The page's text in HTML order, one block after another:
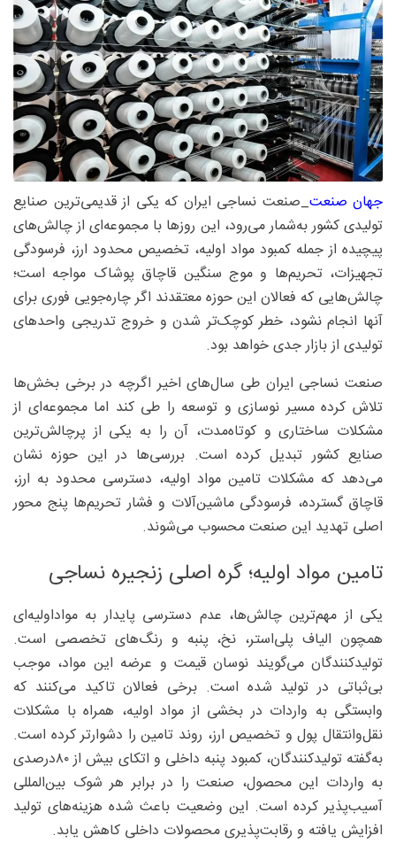
جهان صنعت_صنعت نساجی ایران که یکی از قدیمی‌ترین صنایع
تولیدی کشور به‌شمار می‌رود، این روزها با مجموعه‌ای از چالش‌های
پیچیده از جمله کمبود مواد اولیه، تخصیص محدود ارز، فرسودگی
تجهیزات، تحریم‌ها و موج سنگین قاچاق پوشاک مواجه است؛
چالش‌هایی که فعالان این حوزه معتقدند اگر چاره‌جویی فوری برای
آنها انجام نشود، خطر کوچک‌تر شدن و خروج تدریجی واحدهای
تولیدی از بازار جدی خواهد بود.
صنعت نساجی ایران طی سال‌های اخیر اگرچه در برخی بخش‌ها
تلاش کرده مسیر نوسازی و توسعه را طی کند اما مجموعه‌ای از
مشکلات ساختاری و کوتاه‌مدت، آن را به یکی از پرچالش‌ترین
صنایع کشور تبدیل کرده است. بررسی‌ها در این حوزه نشان
می‌دهد که مشکلات تامین مواد اولیه، دسترسی محدود به ارز،
قاچاق گسترده، فرسودگی ماشین‌آلات و فشار تحریم‌ها پنج محور
اصلی تهدید این صنعت محسوب می‌شوند.
تامین مواد اولیه؛ گره اصلی زنجیره نساجی
یکی از مهم‌ترین چالش‌ها، عدم دسترسی پایدار به مواداولیه‌ای
همچون الیاف پلی‌استر، نخ، پنبه و رنگ‌های تخصصی است.
تولیدکنندگان می‌گویند نوسان قیمت و عرضه این مواد، موجب
بی‌ثباتی در تولید شده است. برخی فعالان تاکید می‌کنند که
وابستگی به واردات در بخشی از مواد اولیه، همراه با مشکلات
نقل‌‌وانتقال پول و تخصیص ارز، روند تامین را دشوارتر کرده است.
به‌گفته تولیدکنندگان، کمبود پنبه داخلی و اتکای بیش از ۸۰‌درصدی
به واردات این محصول، صنعت را در برابر هر شوک بین‌المللی
آسیب‌پذیر کرده است. این وضعیت باعث شده هزینه‌های تولید
افزایش یافته و رقابت‌پذیری محصولات داخلی کاهش یابد.